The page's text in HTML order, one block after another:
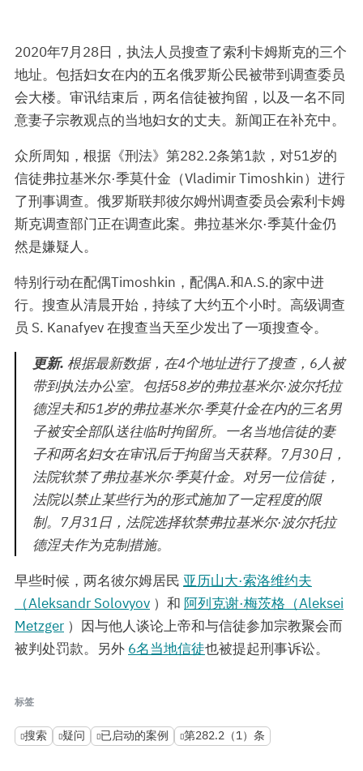
2020年7月28日，执法人员搜查了索利卡姆斯克的三个
地址。包括妇女在内的五名俄罗斯公民被带到调查委员
会大楼。审讯结束后，两名信徒被拘留，以及一名不同
意妻子宗教观点的当地妇女的丈夫。新闻正在补充中。
众所周知，根据《刑法》第282.2条第1款，对51岁的
信徒弗拉基米尔·季莫什金（Vladimir Timoshkin）进行
了刑事调查。俄罗斯联邦彼尔姆州调查委员会索利卡姆
斯克调查部门正在调查此案。弗拉基米尔·季莫什金仍
然是嫌疑人。
特别行动在配偶Timoshkin，配偶A.和A.S.的家中进
行。搜查从清晨开始，持续了大约五个小时。高级调查
员 S. Kanafyev 在搜查当天至少发出了一项搜查令。
更新. 根据最新数据，在4个地址进行了搜查，6人被
带到执法办公室。包括58岁的弗拉基米尔·波尔托拉
德涅夫和51岁的弗拉基米尔·季莫什金在内的三名男
子被安全部队送往临时拘留所。一名当地信徒的妻
子和两名妇女在审讯后于拘留当天获释。7月30日，
法院软禁了弗拉基米尔·季莫什金。对另一位信徒，
法院以禁止某些行为的形式施加了一定程度的限
制。7月31日，法院选择软禁弗拉基米尔·波尔托拉
德涅夫作为克制措施。
早些时候，两名彼尔姆居民 亚历山大·索洛维约夫
（Aleksandr Solovyov ）和 阿列克谢·梅茨格（Aleksei
Metzger ）因与他人谈论上帝和与信徒参加宗教聚会而
被判处罚款。另外 6名当地信徒也被提起刑事诉讼。
标签
搜索 疑问 已启动的案例 第282.2（1）条